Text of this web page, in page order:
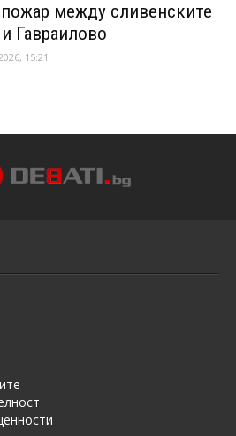
между сливенските
Гавраилово
15:21